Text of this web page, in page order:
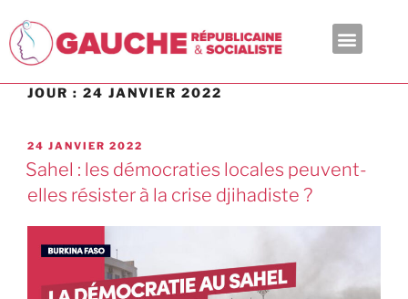
JOUR : 24 JANVIER 2022
24 JANVIER 2022
Sahel : les démocraties locales peuvent-
elles résister à la crise djihadiste ?